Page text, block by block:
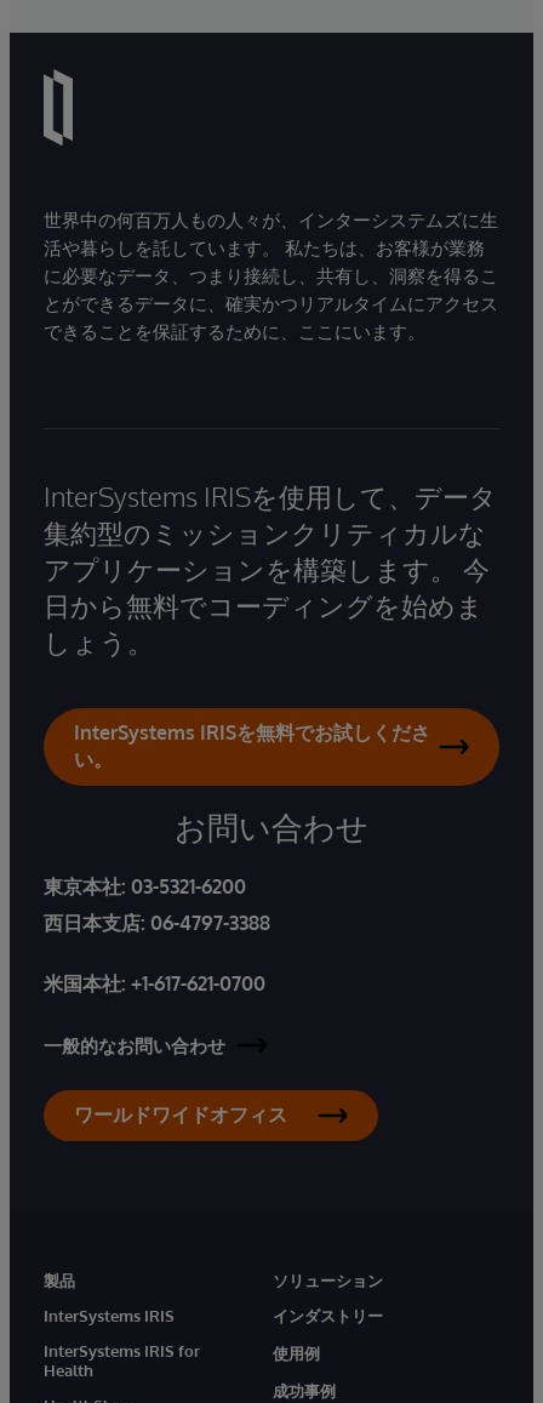
世界中の何百万人もの人々が、インターシステムズに生
活や暮らしを託しています。 私たちは、お客様が業務
に必要なデータ、つまり接続し、共有し、洞察を得るこ
とができるデータに、確実かつリアルタイムにアクセス
できることを保証するために、ここにいます。
InterSystems IRISを使用して、データ
集約型のミッションクリティカルな
アプリケーションを構築します。 今
日から無料でコーディングを始めま
しょう。
InterSystems IRISを無料でお試しくださ
い。
お問い合わせ
東京本社: 03-5321-6200
西日本支店: 06-4797-3388
米国本社: +1-617-621-0700
一般的なお問い合わせ
ワールドワイドオフィス
製品
InterSystems IRIS
InterSystems IRIS for
Health
ソリューション
インダストリー
使用例
成功事例